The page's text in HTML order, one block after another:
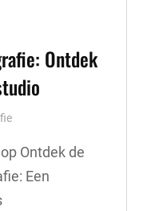
Ontdek
Ontdek de
Een